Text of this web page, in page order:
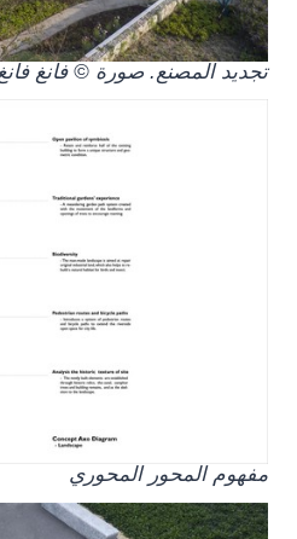
تجديد المصنع. صورة © فانغ
مفهوم المحور المحوري